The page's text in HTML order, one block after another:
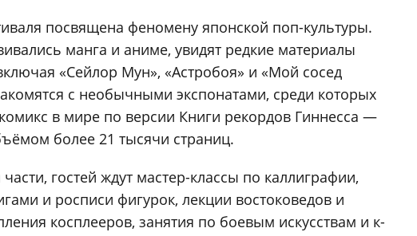
посвящена феномену японской поп-культуры.
манга и аниме, увидят редкие материалы
«Сейлор Мун», «Астробоя» и «Мой сосед
с необычными экспонатами, среди которых
в мире по версии Книги рекордов Гиннесса —
более 21 тысячи страниц.
гостей ждут мастер-классы по каллиграфии,
и росписи фигурок, лекции востоковедов и
косплееров, занятия по боевым искусствам и к-